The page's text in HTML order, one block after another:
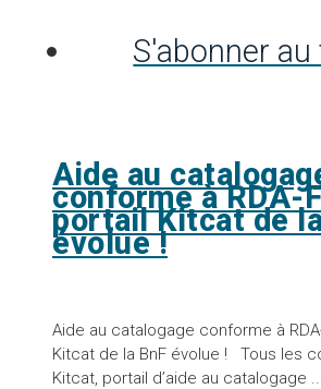
S'abonner au
Aide au
conforme à RDA-
portail Kitcat de
évolue !
Aide au catalogage conforme à RDA-FR : le portail
Kitcat de la BnF évolue ! Tous les
Kitcat, portail d’aide au catalogage